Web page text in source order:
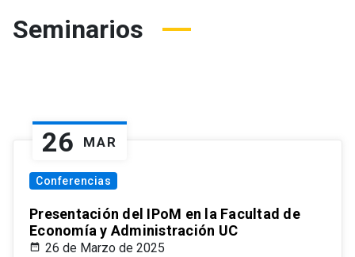
Seminarios
26 MAR
Conferencias
Presentación del IPoM en la Facultad de
Economía y Administración UC
26 de Marzo de 2025